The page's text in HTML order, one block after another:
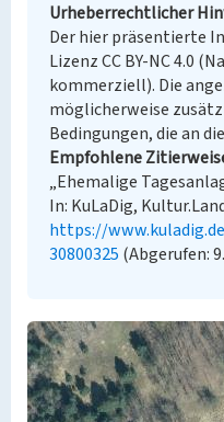
Urheberrechtlicher
Der hier präsentierte
Lizenz CC BY-NC 4.0
kommerziell). Die
möglicherweise
Bedingungen, die an
Empfohlene
„Ehemalige
In: KuLaDig,
https://
30800325 (Abgerufen: